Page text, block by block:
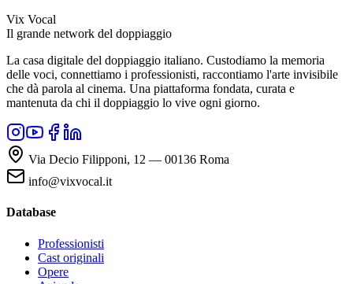
Vix Vocal
Il grande network del doppiaggio
La casa digitale del doppiaggio italiano. Custodiamo la memoria
delle voci, connettiamo i professionisti, raccontiamo l'arte invisibile
che dà parola al cinema. Una piattaforma fondata, curata e
mantenuta da chi il doppiaggio lo vive ogni giorno.
Via Decio Filipponi, 12 — 00136 Roma
info@vixvocal.it
Database
Professionisti
Cast originali
Opere